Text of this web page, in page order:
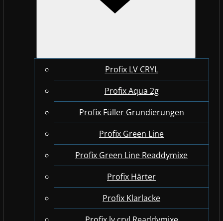
Profix LV CRYL
Profix Aqua 2g
Profix Füller Grundierungen
Profix Green Line
Profix Green Line Readdymixe
Profix Härter
Profix Klarlacke